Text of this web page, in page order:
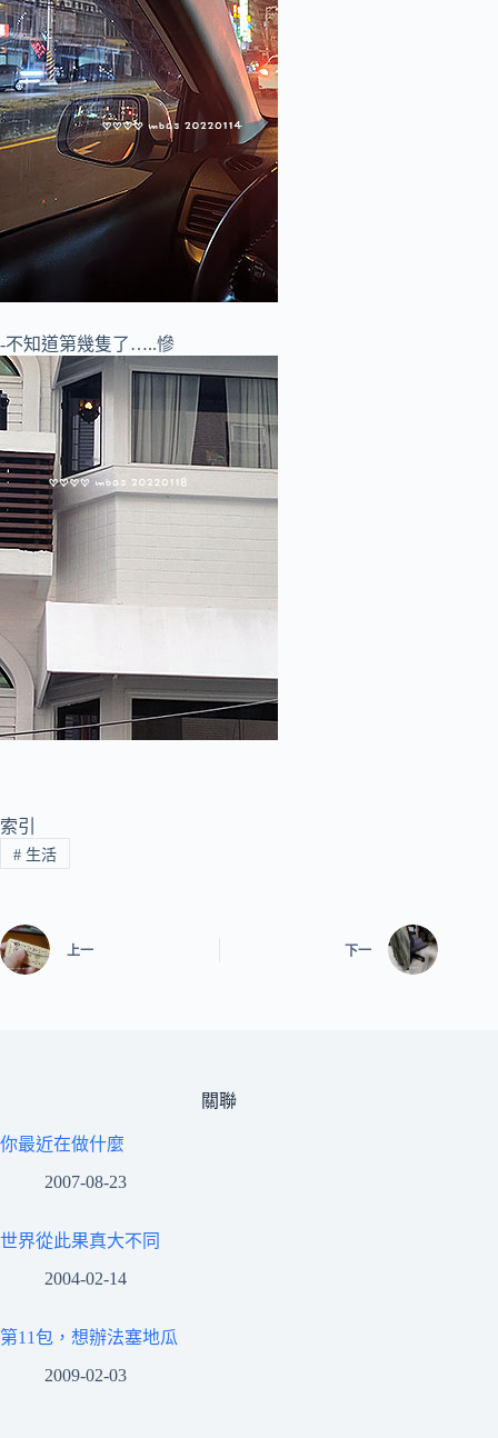
-不知道第幾隻了…..慘
索引
#生活
上一 下一
關聯
你最近在做什麼
2007-08-23
世界從此果真大不同
2004-02-14
第11包，想辦法塞地瓜
2009-02-03